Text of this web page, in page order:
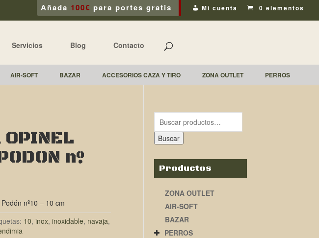
Añada 100€ para portes gratis Mi cuenta 0 elementos
Servicios Blog Contacto
AIR-SOFT BAZAR ACCESORIOS CAZA Y TIRO ZONA OUTLET PERROS
OPINEL
nº
nº10 – 10 cm
10, inox, inoxidable, navaja,
Buscar
Productos
ZONA OUTLET
AIR-SOFT
BAZAR
PERROS